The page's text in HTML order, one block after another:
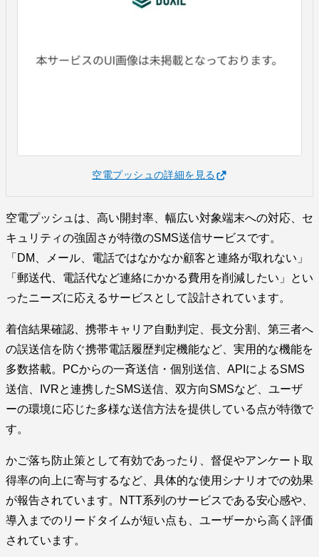
空電プッシュの詳細を見る
空電プッシュは、高い開封率、幅広い対象端末への対応、セ
キュリティの強固さが特徴のSMS送信サービスです。
「DM、メール、電話ではなかなか顧客と連絡が取れない」
「郵送代、電話代など連絡にかかる費用を削減したい」とい
ったニーズに応えるサービスとして設計されています。
着信結果確認、携帯キャリア自動判定、長文分割、第三者へ
の誤送信を防ぐ携帯電話履歴判定機能など、実用的な機能を
多数搭載。PCからの一斉送信・個別送信、APIによるSMS
送信、IVRと連携したSMS送信、双方向SMSなど、ユーザ
ーの環境に応じた多様な送信方法を提供している点が特徴で
す。
かご落ち防止策として有効であったり、督促やアンケート取
得率の向上に寄与するなど、具体的な使用シナリオでの効果
が報告されています。NTT系列のサービスである安心感や、
導入までのリードタイムが短い点も、ユーザーから高く評価
されています。